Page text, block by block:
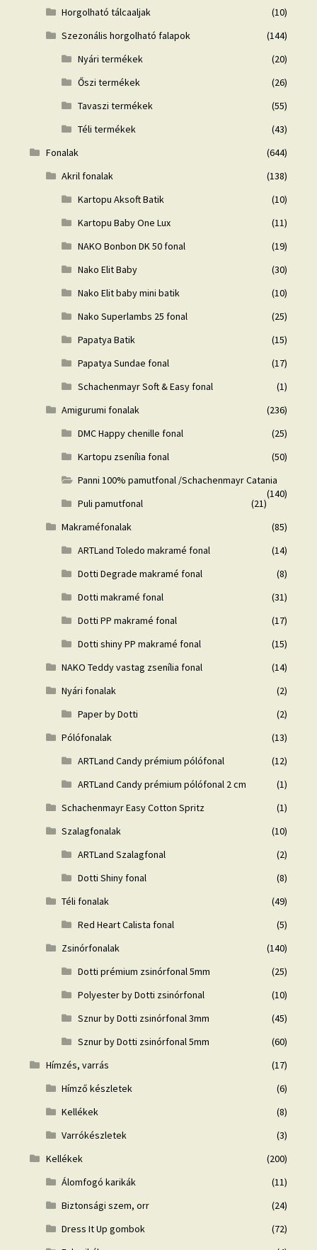
Horgolható tálcaaljak
(10)
Szezonális horgolható falapok
(144)
Nyári termékek
(20)
Őszi termékek
(26)
Tavaszi termékek
(55)
Téli termékek
(43)
Fonalak
(644)
Akril fonalak
(138)
Kartopu Aksoft Batik
(10)
Kartopu Baby One Lux
(11)
NAKO Bonbon DK 50 fonal
(19)
Nako Elit Baby
(30)
Nako Elit baby mini batik
(10)
Nako Superlambs 25 fonal
(25)
Papatya Batik
(15)
Papatya Sundae fonal
(17)
Schachenmayr Soft & Easy fonal
(1)
Amigurumi fonalak
(236)
DMC Happy chenille fonal
(25)
Kartopu zsenília fonal
(50)
Panni 100% pamutfonal /Schachenmayr Catania
(140)
Puli pamutfonal
(21)
Makraméfonalak
(85)
ARTLand Toledo makramé fonal
(14)
Dotti Degrade makramé fonal
(8)
Dotti makramé fonal
(31)
Dotti PP makramé fonal
(17)
Dotti shiny PP makramé fonal
(15)
NAKO Teddy vastag zsenília fonal
(14)
Nyári fonalak
(2)
Paper by Dotti
(2)
Pólófonalak
(13)
ARTLand Candy prémium pólófonal
(12)
ARTLand Candy prémium pólófonal 2 cm
(1)
Schachenmayr Easy Cotton Spritz
(1)
Szalagfonalak
(10)
ARTLand Szalagfonal
(2)
Dotti Shiny fonal
(8)
Téli fonalak
(49)
Red Heart Calista fonal
(5)
Zsinórfonalak
(140)
Dotti prémium zsinórfonal 5mm
(25)
Polyester by Dotti zsinórfonal
(10)
Sznur by Dotti zsinórfonal 3mm
(45)
Sznur by Dotti zsinórfonal 5mm
(60)
Hímzés, varrás
(17)
Hímző készletek
(6)
Kellékek
(8)
Varrókészletek
(3)
Kellékek
(200)
Álomfogó karikák
(11)
Biztonsági szem, orr
(24)
Dress It Up gombok
(72)